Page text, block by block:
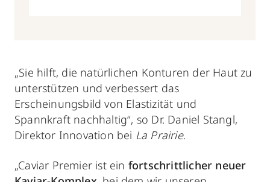
„Sie hilft, die natürlichen Konturen der Haut zu
unterstützen und verbessert das
Erscheinungsbild von Elastizität und
Spannkraft nachhaltig“, so Dr. Daniel Stangl,
Direktor Innovation bei La Prairie.
„Caviar Premier ist ein fortschrittlicher neuer